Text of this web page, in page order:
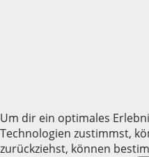
Um dir ein optimales
Technologien zustimmst,
zurückziehst, können